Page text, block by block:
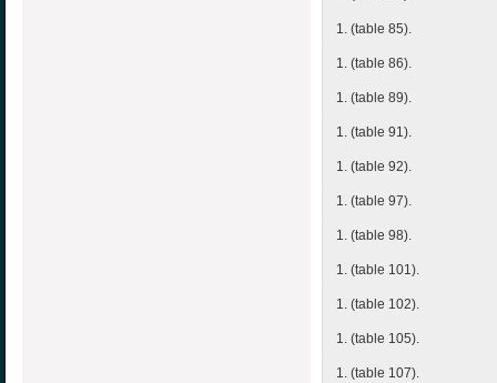
1. (table 85).
1. (table 86).
1. (table 89).
1. (table 91).
1. (table 92).
1. (table 97).
1. (table 98).
1. (table 101).
1. (table 102).
1. (table 105).
1. (table 107).